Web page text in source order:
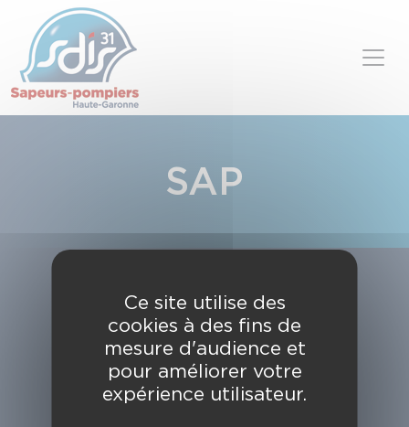
SAP
Panneau de gestion des cookies
Ce site utilise des
cookies à des fins de
mesure d'audience et
pour améliorer votre
expérience utilisateur.